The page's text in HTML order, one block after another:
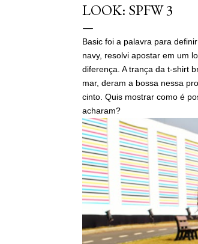
LOOK: SPFW 3
Basic foi a palavra para
navy, resolvi apostar em um
diferença. A trança da t-shirt
mar, deram a bossa nessa
cinto. Quis mostrar como é
acharam?